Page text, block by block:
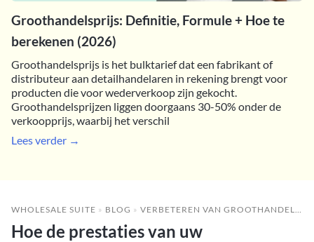
Groothandelsprijs: Definitie, Formule + Hoe te
berekenen (2026)
Groothandelsprijs is het bulktarief dat een fabrikant of
distributeur aan detailhandelaren in rekening brengt voor
producten die voor wederverkoop zijn gekocht.
Groothandelsprijzen liggen doorgaans 30-50% onder de
verkoopprijs, waarbij het verschil
Lees verder →
WHOLESALE SUITE » BLOG » VERBETEREN VAN GROOTHANDELSRESULTATEN
Hoe de prestaties van uw